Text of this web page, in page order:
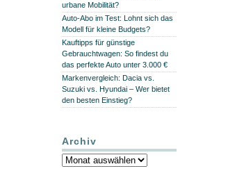
urbane Mobilität?
Auto-Abo im Test: Lohnt sich das
Modell für kleine Budgets?
Kauftipps für günstige
Gebrauchtwagen: So findest du
das perfekte Auto unter 3.000 €
Markenvergleich: Dacia vs.
Suzuki vs. Hyundai – Wer bietet
den besten Einstieg?
Archiv
Archiv